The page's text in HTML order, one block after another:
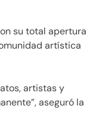
su total apertura
artística
artistas y
aseguró la